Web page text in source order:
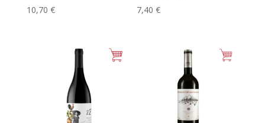
10,70 €
7,40€